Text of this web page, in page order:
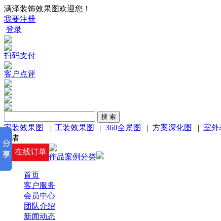
满泽装饰效果图欢迎您！
我要注册
登录
扫码支付
客户点评
家装效果图 | 工装效果图 | 360全景图 | 方案深化图 | 室外
或者
在线订单
作品案例分类
首页
客户服务
会员中心
团队介绍
新闻动态